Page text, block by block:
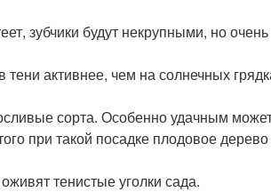
зубчики будут некрупными, но очень
активнее, чем на солнечных
сорта. Особенно удачным
при такой посадке плодовое дерево
тенистые уголки сада.